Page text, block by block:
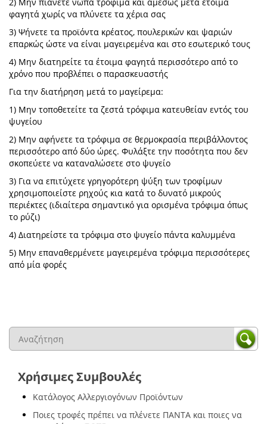
φαγητά χωρίς να πλύνετε τα χέρια σας
3) Ψήνετε τα προϊόντα κρέατος, πουλερικών και ψαριών
επαρκώς ώστε να είναι μαγειρεμένα και στο εσωτερικό τους
4) Μην διατηρείτε τα έτοιμα φαγητά περισσότερο από το
χρόνο που προβλέπει ο παρασκευαστής
Για την διατήρηση μετά το μαγείρεμα:
1) Μην τοποθετείτε τα ζεστά τρόφιμα κατευθείαν εντός του
ψυγείου
2) Μην αφήνετε τα τρόφιμα σε θερμοκρασία περιβάλλοντος
περισσότερο από δύο ώρες. Φυλάξτε την ποσότητα που δεν
σκοπεύετε να καταναλώσετε στο ψυγείο
3) Για να επιτύχετε γρηγορότερη ψύξη των τροφίμων
χρησιμοποιείστε ρηχούς κια κατά το δυνατό μικρούς
περιέκτες (ιδιαίτερα σημαντικό για ορισμένα τρόφιμα όπως
το ρύζι)
4) Διατηρείστε τα τρόφιμα στο ψυγείο πάντα καλυμμένα
5) Μην επαναθερμένετε μαγειρεμένα τρόφιμα περισσότερες
από μία φορές
Χρήσιμες Συμβουλές
Κατάλογος Αλλεργιογόνων Προϊόντων
Ποιες τροφές πρέπει να πλένετε ΠΑΝΤΑ και ποιες να